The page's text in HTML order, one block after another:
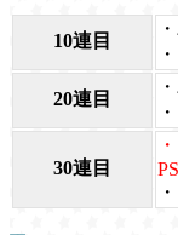
10連目
20連目
30連目